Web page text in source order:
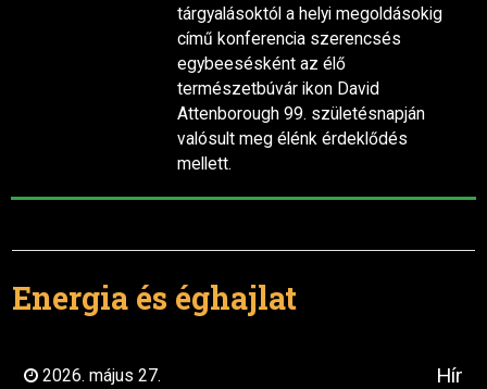
tárgyalásoktól a helyi megoldásokig
című konferencia szerencsés
egybeesésként az élő
természetbúvár ikon David
Attenborough 99. születésnapján
valósult meg élénk érdeklődés
mellett.
Energia és éghajlat
2026. május 27. Hír